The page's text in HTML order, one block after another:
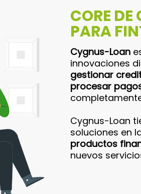
CORE DE
PARA
Cygnus-Loan
innovaciones
gestionar
procesar
Cygnus-Loan
soluciones en
productos
nuevos